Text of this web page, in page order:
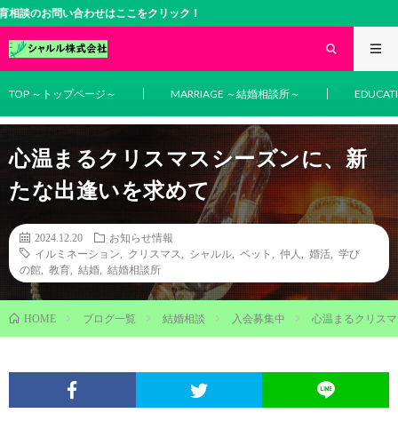
合わせはここをクリック！
TOP ～トップページ～ MARRIAGE ～結婚相談所～
心温まるクリスマスシーズンに、新
たな出逢いを求めて
2024.12.20
お知らせ情報
イルミネーション
クリスマス シャルル ペット 仲人 婚活
学び
の館
教育 結婚 結婚相談所
HOME ブログ一覧 結婚相談 入会募集中 心温まるクリス